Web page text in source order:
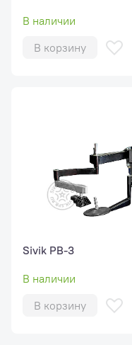
В наличии
В корзину
Sivik РВ-3
В наличии
В корзину